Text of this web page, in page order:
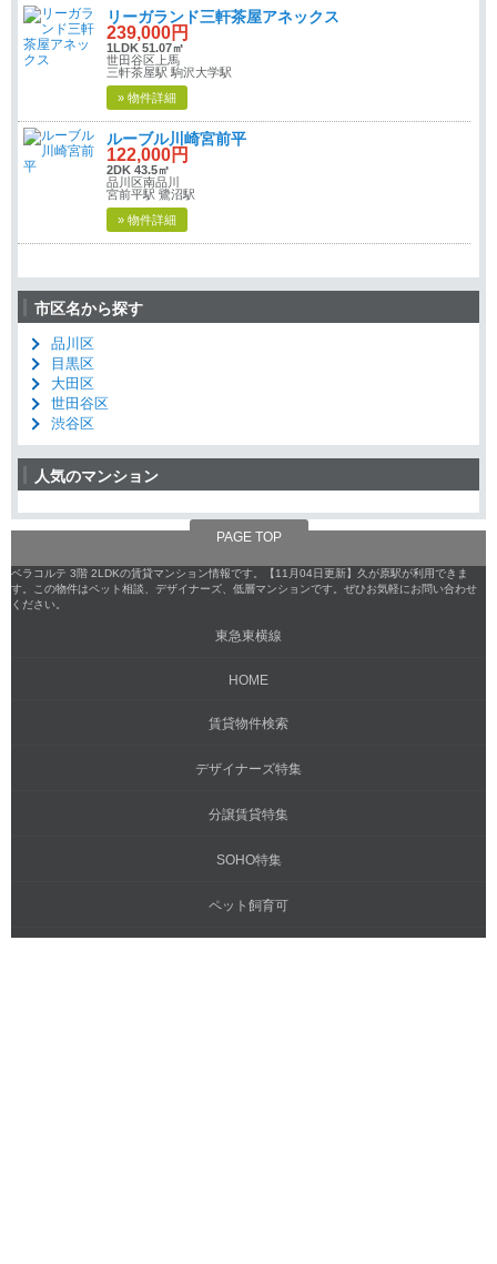
リーガランド三軒茶屋アネックス
239,000円
1LDK 51.07㎡
世田谷区上馬
三軒茶屋駅 駒沢大学駅
» 物件詳細
ルーブル川崎宮前平
122,000円
2DK 43.5㎡
品川区南品川
宮前平駅 鷺沼駅
» 物件詳細
市区名から探す
品川区
目黒区
大田区
世田谷区
渋谷区
人気のマンション
PAGE TOP
ベラコルテ 3階 2LDKの賃貸マンション情報です。【11月04日更新】久が原駅が利用できま
す。この物件はペット相談、デザイナーズ、低層マンションです。ぜひお気軽にお問い合わせ
ください。
東急東横線
HOME
賃貸物件検索
デザイナーズ特集
分譲賃貸特集
SOHO特集
ペット飼育可